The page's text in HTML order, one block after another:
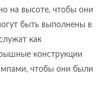
на высоте, чтобы они
быть выполнены в
как
конструкции
чтобы они были